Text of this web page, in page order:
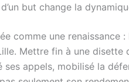
but change la
comme une renaissance
Mettre fin à une
appels, mobilisé la